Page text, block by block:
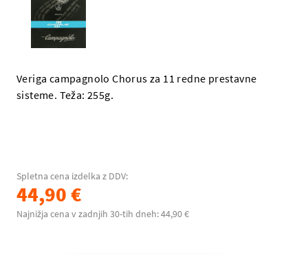
Veriga campagnolo Chorus za 11 redne prestavne
sisteme. Teža: 255g.
Spletna cena izdelka z DDV:
44,90 €
Najnižja cena v zadnjih 30-tih dneh: 44,90 €